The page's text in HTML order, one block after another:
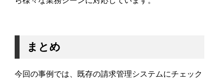
まとめ
今回の事例では、既存の請求管理システムにチェック